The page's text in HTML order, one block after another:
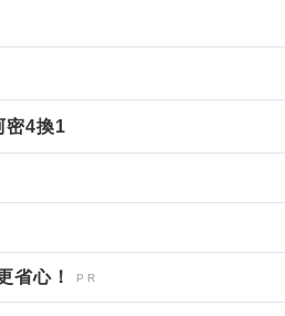
密4換1
省心！